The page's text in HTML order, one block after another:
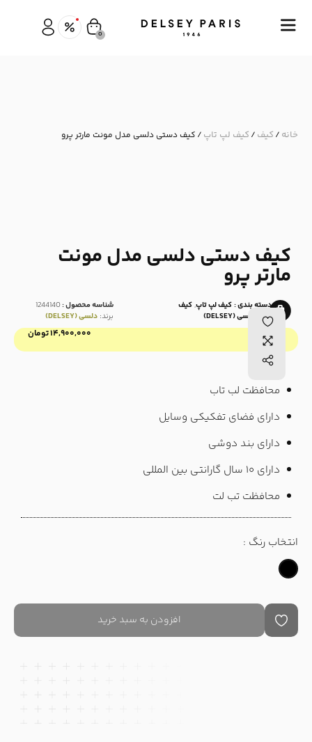
0
خانه / کیف / کیف لپ تاپ / کیف دستی دلسی مدل مونت مارتر پرو
کیف دستی دلسی مدل مونت
مارتر پرو
دسته بندی :کیف لپ تاپ,کیف
برند:
دلسی (DELSEY)
شناسه محصول :1244140
برند: دلسی (DELSEY)
قیمت : ۱۴,۹۰۰,۰۰۰تومان
محافظت لب تاب
دارای فضای تفکیکی وسایل
دارای بند دوشی
دارای ۱۰ سال گارانتی بین المللی
محافظت تب لت
انتخاب رنگ :
افزودن به سبد خرید